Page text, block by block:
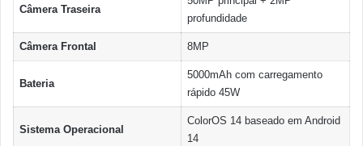
Câmera Traseira
profundidade
Câmera Frontal 8MP
Bateria
5000mAh com carregamento
rápido 45W
Sistema Operacional
ColorOS 14 baseado em Android
14